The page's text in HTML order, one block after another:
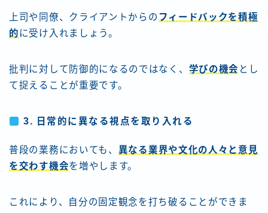
上司や同僚、クライアントからの フィードバックを積極
的 に受け入れましょう。
批判に対して防御的になるのではなく、 学びの機会 とし
て捉えることが重要です。
3. 日常的に異なる視点を取り入れる
普段の業務においても、 異なる業界や文化の人々と意見
を交わす機会を増やします。
これにより、自分の固定観念を打ち破ることができま